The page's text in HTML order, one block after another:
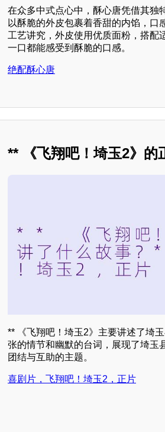
在众多中式点心中，酥心唐凭借其独
以酥脆的外皮包裹着香甜的内馅，
工艺讲究，外皮使用优质面粉，搭配
一口都能感受到酥脆的口感。
绝配酥心唐
** 《飞翔吧！埼玉2》的
** 《飞翔吧！埼玉2》主要讲述了埼
张的情节和幽默的台词，展现了埼玉
团结与互助的主题。
喜剧片，飞翔吧！埼玉2，正片